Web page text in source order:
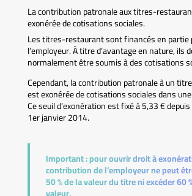
La contribution patronale aux titres-
exonérée de cotisations sociales.
Les titres-restaurant sont financés en partie
l’employeur. À titre d’avantage en nature, ils
normalement être soumis à des cotisations
Cependant, la contribution patronale à un
est exonérée de cotisations sociales dans
Ce seuil d’exonération est fixé à 5,33 €
1er janvier 2014.
Important :pour ouvrir droit à
contribution de l’employeur ne peut
50 % de la valeur du titre ni excéder 60